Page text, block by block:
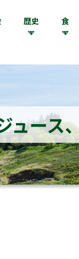
歴史 食
ュース